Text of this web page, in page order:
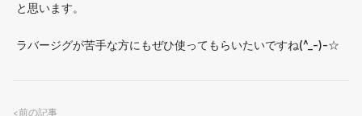
と思います。
ラバージグが苦手な方にもぜひ使ってもらいたいですね(^_-)-☆
<前の記事